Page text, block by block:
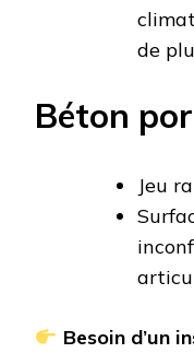
de
Béton
Jeu
Besoin d’un